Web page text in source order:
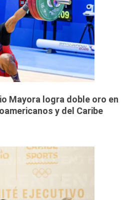
Mayora logra doble oro en
y del Caribe